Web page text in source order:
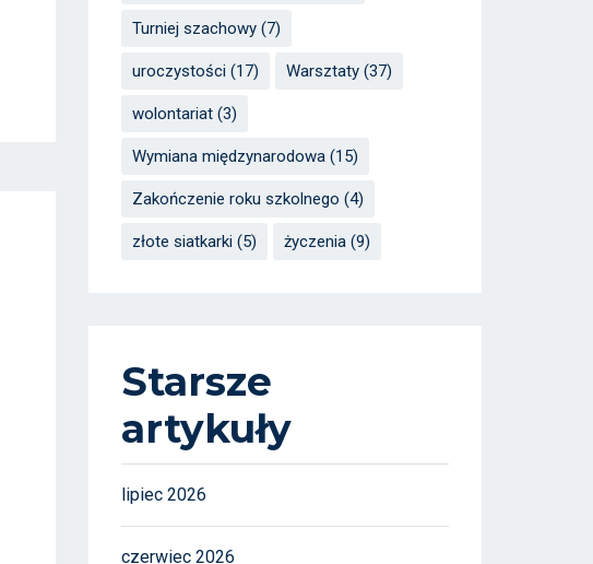
Turniej szachowy (7)
uroczystości (17) Warsztaty (37)
wolontariat (3)
Wymiana międzynarodowa (15)
Zakończenie roku szkolnego (4)
złote siatkarki (5) życzenia (9)
Starsze
artykuły
lipiec 2026
czerwiec 2026